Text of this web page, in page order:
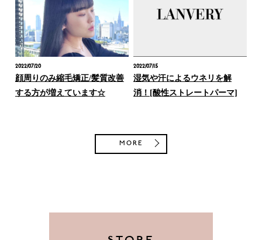
2022/07/20
顔周りのみ縮毛矯正/髪質改善
する方が増えています☆
2022/07/15
湿気や汗によるウネリを解
消！[酸性ストレートパーマ]
MORE